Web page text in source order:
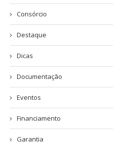
Consórcio
Destaque
Dicas
Documentação
Eventos
Financiamento
Garantia